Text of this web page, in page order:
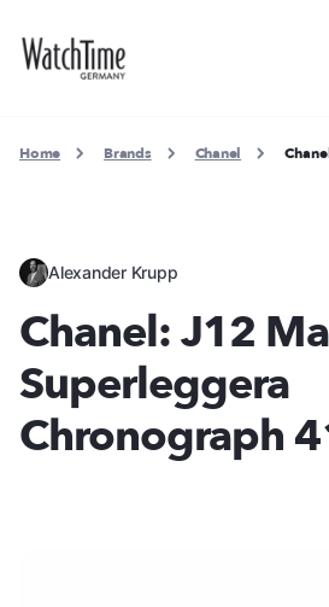
Home Brands Chanel
Alexander Krupp
Chanel: J12
Superleggera
Chronograph